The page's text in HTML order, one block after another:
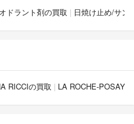
ドラント剤の買取 日焼け止め/サン
RICCIの買取 LA ROCHE-POSAY